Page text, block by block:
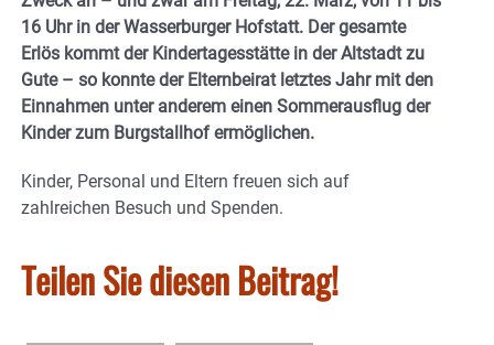
16 Uhr in der Wasserburger Hofstatt. Der gesamte
Erlös kommt der Kindertagesstätte in der Altstadt zu
Gute – so konnte der Elternbeirat letztes Jahr mit den
Einnahmen unter anderem einen Sommerausflug der
Kinder zum Burgstallhof ermöglichen.
Kinder, Personal und Eltern freuen sich auf
zahlreichen Besuch und Spenden.
Teilen Sie diesen Beitrag!